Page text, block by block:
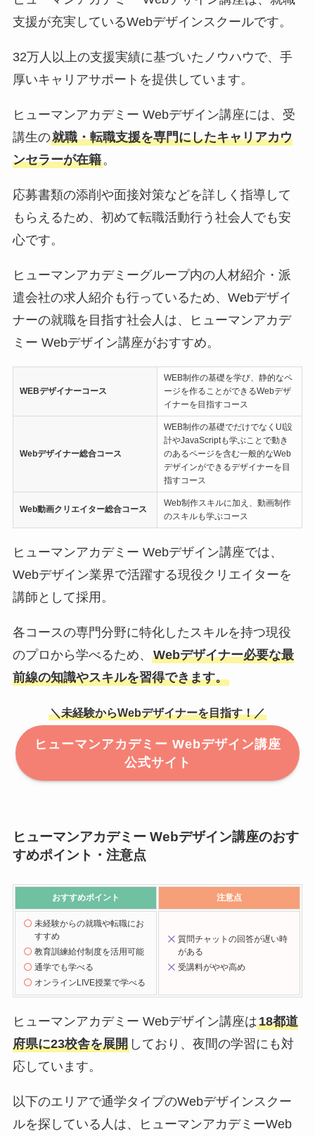
支援が充実しているWebデザインスクールです。
32万人以上の支援実績に基づいたノウハウで、手
厚いキャリアサポートを提供しています。
ヒューマンアカデミー Webデザイン講座には、受
講生の就職・転職支援を専門にしたキャリアカウ
ンセラーが在籍。
応募書類の添削や面接対策などを詳しく指導して
もらえるため、初めて転職活動行う社会人でも安
心です。
ヒューマンアカデミーグループ内の人材紹介・派
遣会社の求人紹介も行っているため、Webデザイ
ナーの就職を目指す社会人は、ヒューマンアカデ
ミー Webデザイン講座がおすすめ。
WEBデザイナーコース
WEB制作の基礎を学び、静的なペ
ージを作ることができるWebデザ
イナーを目指すコース
Webデザイナー総合コース
WEB制作の基礎でだけでなくUI設
計やJavaScriptも学ぶことで動き
のあるページを含む一般的なWeb
デザインができるデザイナーを目
指すコース
Web動画クリエイター総合コース
Web制作スキルに加え、動画制作
のスキルも学ぶコース
ヒューマンアカデミー Webデザイン講座では、
Webデザイン業界で活躍する現役クリエイターを
講師として採用。
各コースの専門分野に特化したスキルを持つ現役
のプロから学べるため、 Webデザイナー必要な最
前線の知識やスキルを習得できます。
＼未経験からWebデザイナーを目指す！／
ヒューマンアカデミー Webデザイン講座
公式サイト
ヒューマンアカデミー Webデザイン講座のおす
すめポイント・注意点
おすすめポイント 注意点
未経験からの就職や転職にお
すすめ
教育訓練給付制度を活用可能
通学でも学べる
オンラインLIVE授業で学べる
質問チャットの回答が遅い時
がある
受講料がやや高め
ヒューマンアカデミー Webデザイン講座は18都道
府県に23校舎を展開しており、夜間の学習にも対
応しています。
以下のエリアで通学タイプのWebデザインスクー
ルを探している人は、ヒューマンアカデミーWeb